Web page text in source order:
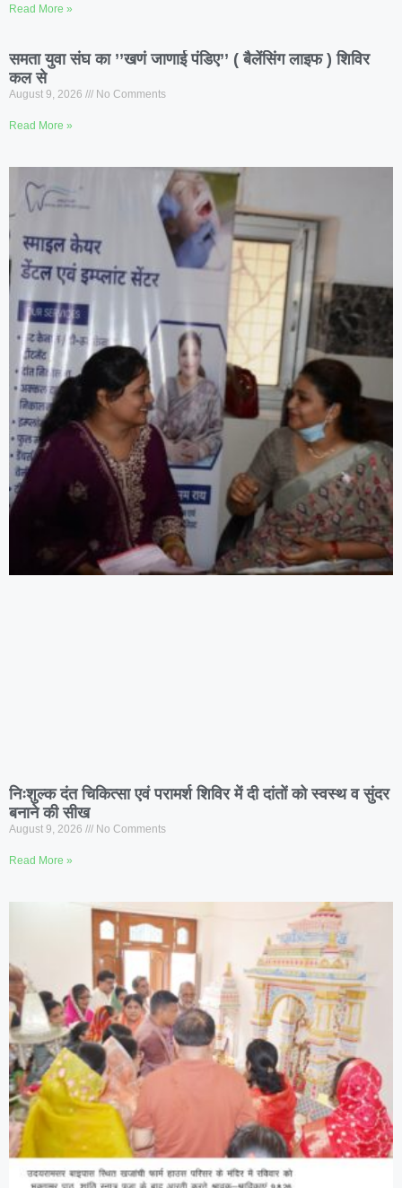
Read More »
समता युवा संघ का ’’खणं जाणाई पंडिए’’ ( बैलेंसिंग लाइफ ) शिविर
कल से
August 9, 2026 No Comments
Read More »
निःशुल्क दंत चिकित्सा एवं परामर्श शिविर में दी दांतों को स्वस्थ व सुंदर
बनाने की सीख
August 9, 2026 No Comments
Read More »